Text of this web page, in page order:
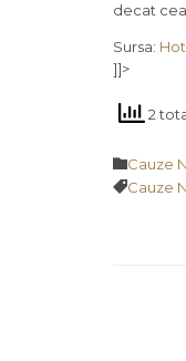
decat
Sursa:
]]>
2
Cauze
Tags
Cauze